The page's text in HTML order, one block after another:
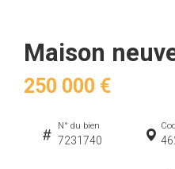
Maison
250 000 €
N° du bien
7231740